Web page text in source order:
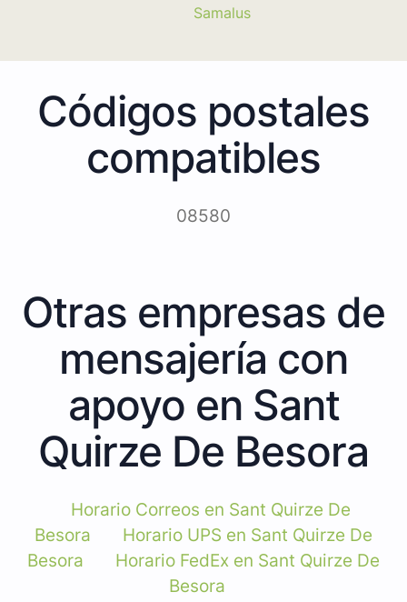
Samalus
Códigos postales
compatibles
08580
Otras empresas de
mensajería con
apoyo en Sant
Quirze De Besora
Horario Correos en Sant Quirze De
Besora
Horario UPS en Sant Quirze De
Besora
Horario FedEx en Sant Quirze De
Besora